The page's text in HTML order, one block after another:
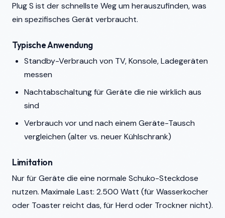
Plug S ist der schnellste Weg um herauszufinden, was
ein spezifisches Gerät verbraucht.
Typische Anwendung
Standby-Verbrauch von TV, Konsole, Ladegeräten
messen
Nachtabschaltung für Geräte die nie wirklich aus
sind
Verbrauch vor und nach einem Geräte-Tausch
vergleichen (alter vs. neuer Kühlschrank)
Limitation
Nur für Geräte die eine normale Schuko-Steckdose
nutzen. Maximale Last: 2.500 Watt (für Wasserkocher
oder Toaster reicht das, für Herd oder Trockner nicht).